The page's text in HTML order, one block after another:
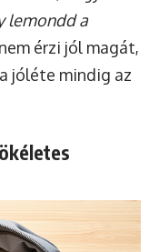
lemondd a
érzi jól magát,
jóléte mindig az